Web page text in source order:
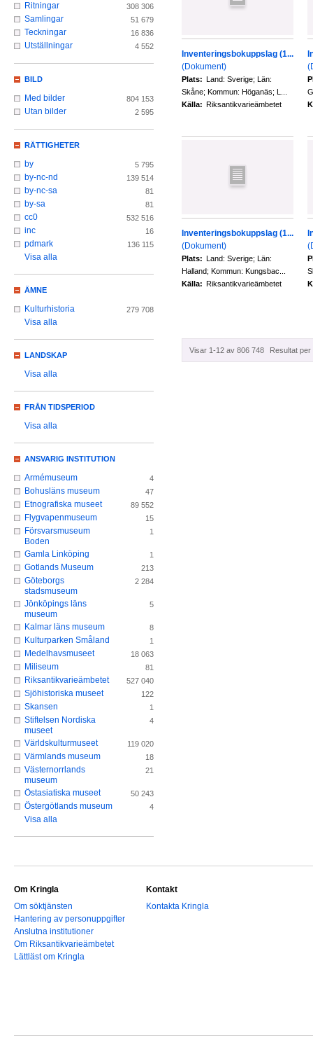
Inventeringsbokuppslag (1...
(Dokument)
Plats: Land: Sverige; Län:
Skåne; Kommun: Höganäs; L...
Källa: Riksantikvarieämbetet
Inventeringsbokuppslag (1...
(Dokument)
Plats: Land: Sverige; Län:
Halland; Kommun: Kungsbac...
Källa: Riksantikvarieämbetet
Visar 1-12 av 806 748 Resultat per
Ritningar 308 306
Samlingar 51 679
Teckningar 16 836
Utställningar 4 552
BILD
Med bilder 804 153
Utan bilder 2 595
RÄTTIGHETER
by 5 795
by-nc-nd 139 514
by-nc-sa 81
by-sa 81
cc0 532 516
inc 16
pdmark 136 115
Visa alla
ÄMNE
Kulturhistoria 279 708
Visa alla
LANDSKAP
Visa alla
FRÅN TIDSPERIOD
Visa alla
ANSVARIG INSTITUTION
Armémuseum 4
Bohusläns museum 47
Etnografiska museet 89 552
Flygvapenmuseum 15
Försvarsmuseum
Boden
1
Gamla Linköping 1
Gotlands Museum 213
Göteborgs
stadsmuseum
2 284
Jönköpings läns
museum
5
Kalmar läns museum 8
Kulturparken Småland 1
Medelhavsmuseet 18 063
Miliseum 81
Riksantikvarieämbetet 527 040
Sjöhistoriska museet 122
Skansen 1
Stiftelsen Nordiska
museet
4
Världskulturmuseet 119 020
Värmlands museum 18
Västernorrlands
museum
21
Östasiatiska museet 50 243
Östergötlands museum 4
Visa alla
Om Kringla
Om söktjänsten
Hantering av personuppgifter
Anslutna institutioner
Om Riksantikvarieämbetet
Lättläst om Kringla
Kontakt
Kontakta Kringla